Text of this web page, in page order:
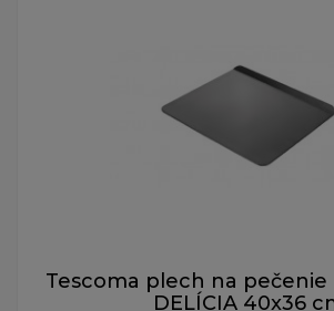
Tescoma plech na pečenie
DELÍCIA 40x36